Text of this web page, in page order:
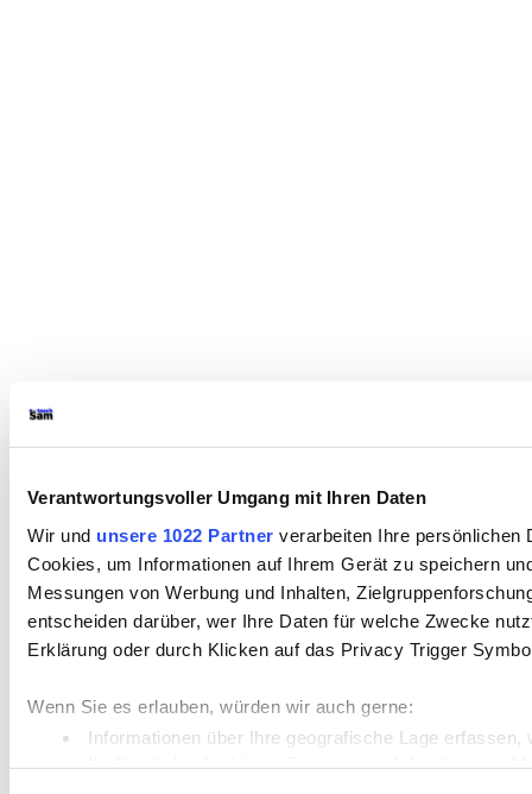
Verantwortungsvoller Umgang mit Ihren Daten
Wir und unsere 1022 Partner verarbeiten Ihre persönlichen
Cookies, um Informationen auf Ihrem Gerät zu speichern
Messungen von Werbung und Inhalten,
entscheiden darüber, wer Ihre Daten für welche Zwecke
Erklärung oder durch Klicken auf das Privacy Trigger
Wenn Sie es erlauben, würden wir auch gerne:
Informationen über Ihre geografische Lage
Ihr Gerät durch aktives Scannen nach bestimmten